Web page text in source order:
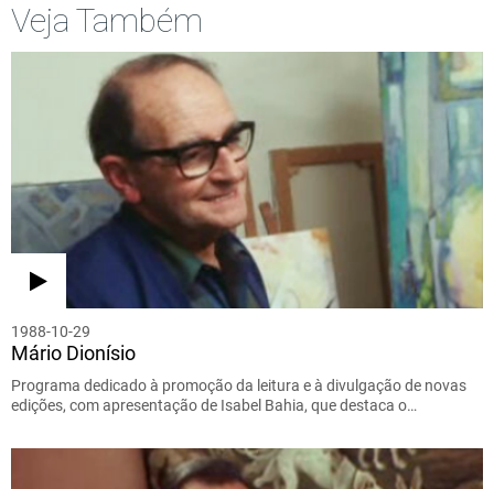
Veja Também
1988-10-29
Mário Dionísio
Programa dedicado à promoção da leitura e à divulgação de novas
edições, com apresentação de Isabel Bahia, que destaca o…